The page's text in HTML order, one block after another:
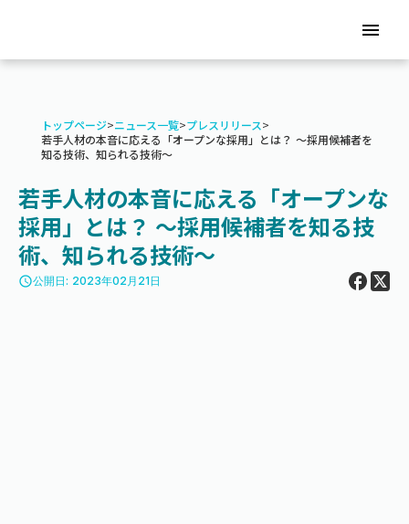
menu
トップページ>ニュース一覧>プレスリリース>
若手人材の本音に応える「オープンな採用」とは？ 〜採用候補者を
知る技術、知られる技術〜
若手人材の本音に応える「オープンな
採用」とは？ 〜採用候補者を知る技
術、知られる技術〜
access_time公開日: 2023年02月21日